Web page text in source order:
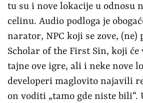
tu su i nove lokacije u odnosu
celinu. Audio podloga je
narator, NPC koji se zove, (ne)
Scholar of the First Sin, koji
tajne ove igre, ali i neke nove
developeri maglovito najavili
on voditi „tamo gde niste bili“.